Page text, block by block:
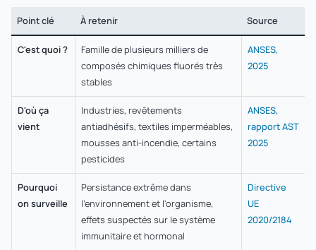
Point clé À retenir Source
C'est quoi ?
Famille de plusieurs milliers de
composés chimiques fluorés très
stables
ANSES,
2025
D'où ça
vient
Industries, revêtements
antiadhésifs, textiles imperméables,
mousses anti-incendie, certains
pesticides
ANSES,
rapport AST
2025
Pourquoi
on surveille
Persistance extrême dans
l'environnement et l'organisme,
effets suspectés sur le système
immunitaire et hormonal
Directive
UE
2020/2184